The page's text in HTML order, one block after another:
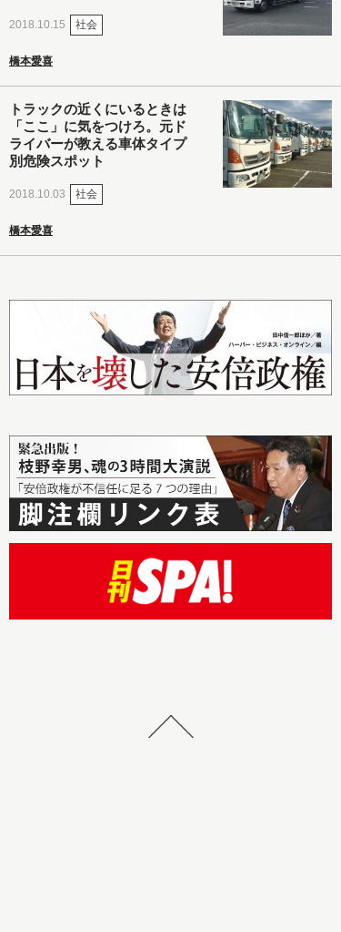
2018.10.15 社会
橋本愛喜
トラックの近くにいるときは
「ここ」に気をつけろ。元ド
ライバーが教える車体タイプ
別危険スポット
2018.10.03 社会
橋本愛喜